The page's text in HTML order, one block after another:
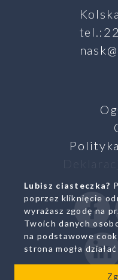
SZUKAJ
Lubisz ciasteczka?
poprzez kliknięcie
wyrażasz zgodę na
Twoich danych
na podstawowe
strona mogła